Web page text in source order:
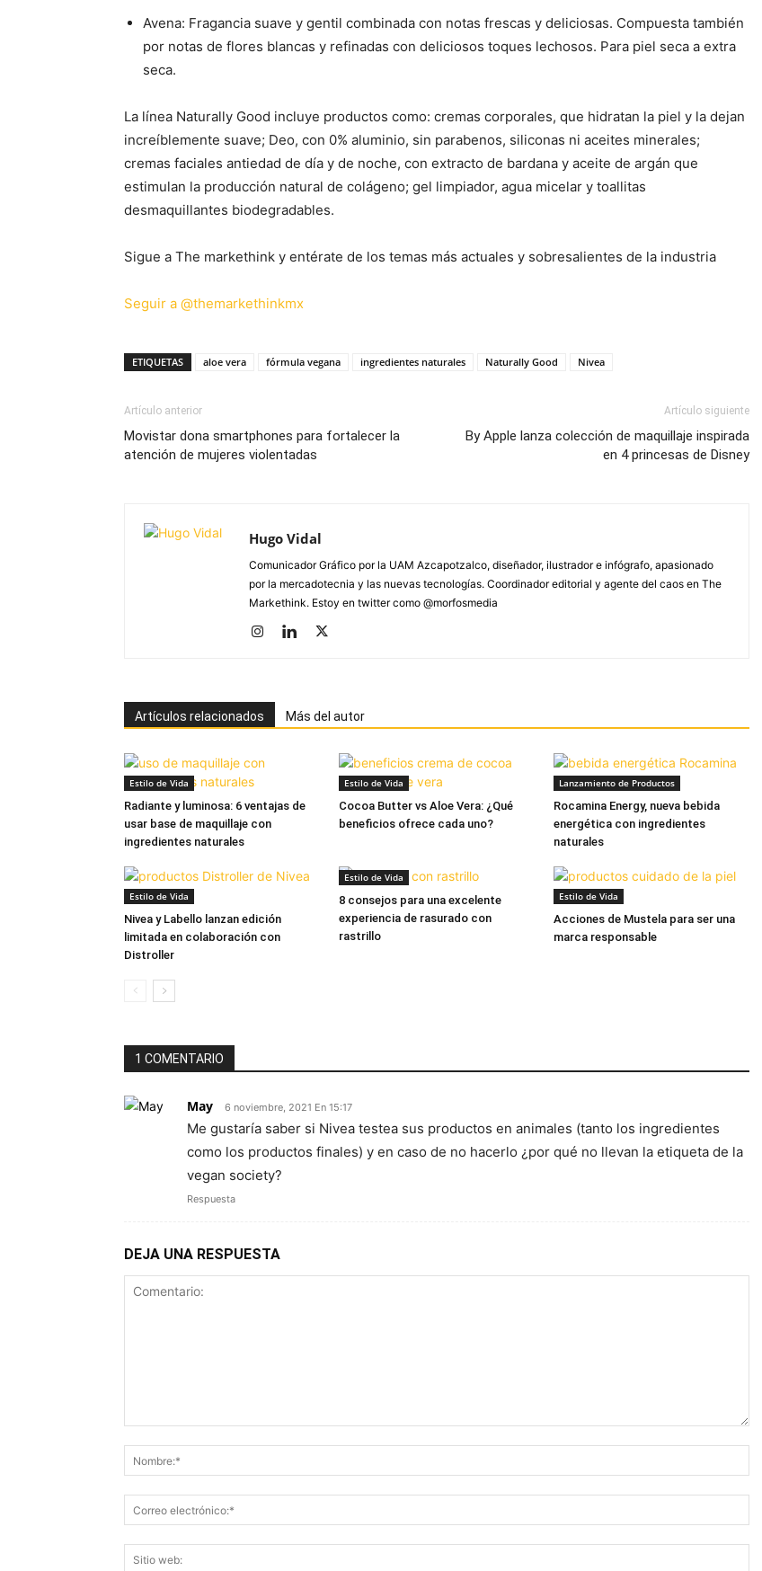
Avena: Fragancia suave y gentil combinada con notas frescas y deliciosas. Compuesta también
por notas de flores blancas y refinadas con deliciosos toques lechosos. Para piel seca a extra
seca.
La línea Naturally Good incluye productos como: cremas corporales, que hidratan la piel y la dejan
increíblemente suave; Deo, con 0% aluminio, sin parabenos, siliconas ni aceites minerales;
cremas faciales antiedad de día y de noche, con extracto de bardana y aceite de argán que
estimulan la producción natural de colágeno; gel limpiador, agua micelar y toallitas
desmaquillantes biodegradables.
Sigue a The markethink y entérate de los temas más actuales y sobresalientes de la industria
Seguir a @themarkethinkmx
ETIQUETAS aloe vera fórmula vegana ingredientes naturales Naturally Good Nivea
Artículo anterior
Movistar dona smartphones para fortalecer la
atención de mujeres violentadas
Artículo siguiente
By Apple lanza colección de maquillaje inspirada
en 4 princesas de Disney
Hugo Vidal
Comunicador Gráfico por la UAM Azcapotzalco, diseñador, ilustrador e infógrafo, apasionado
por la mercadotecnia y las nuevas tecnologías. Coordinador editorial y agente del caos en The
Markethink. Estoy en twitter como @morfosmedia
Artículos relacionados Más del autor
Estilo de Vida
Radiante y luminosa: 6 ventajas de
usar base de maquillaje con
ingredientes naturales
Estilo de Vida
Cocoa Butter vs Aloe Vera: ¿Qué
beneficios ofrece cada uno?
Lanzamiento de Productos
Rocamina Energy, nueva bebida
energética con ingredientes
naturales
Estilo de Vida
Nivea y Labello lanzan edición
limitada en colaboración con
Distroller
Estilo de Vida
8 consejos para una excelente
experiencia de rasurado con
rastrillo
Estilo de Vida
Acciones de Mustela para ser una
marca responsable
1 COMENTARIO
May 6 noviembre, 2021 En 15:17
Me gustaría saber si Nivea testea sus productos en animales (tanto los ingredientes
como los productos finales) y en caso de no hacerlo ¿por qué no llevan la etiqueta de la
vegan society?
Respuesta
DEJA UNA RESPUESTA